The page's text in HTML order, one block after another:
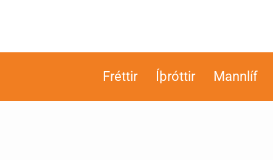
Fréttir Íþróttir Mannlíf